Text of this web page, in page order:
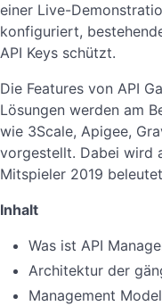
einer Live-
konfiguriert,
API Keys schützt.
Die Features von API
Lösungen werden am
wie 3Scale, Apigee,
vorgestellt. Dabei wird
Mitspieler 2019
Inhalt
Was ist API
Architektur der
Management